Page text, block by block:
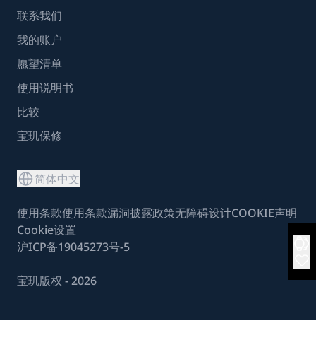
联系我们
我的账户
愿望清单
使用说明书
比较
宝玑保修
简体中文
使用条款使用条款漏洞披露政策无障碍设计COOKIE声明
Cookie设置
沪ICP备19045273号-5
宝玑版权 - 2026